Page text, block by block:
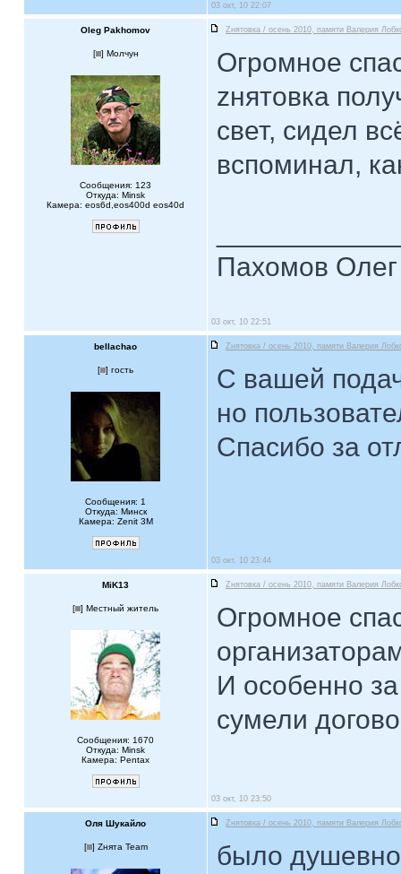
03 окт, 10 22:07
Oleg Pakhomov Zнятовка / осень 2010, памяти Валерия
[ ] Молчун
Сообщения: 123
Откуда: Minsk
Камера: eos6d,eos400d eos40d
Огромное
zнятовка
свет, сидел
вспоминал,
Пахомов
03 окт, 10 22:51
bellachao Zнятовка / осень 2010, памяти Валерия
[ ] гость
Сообщения: 1
Откуда: Минск
Камера: Zenit 3M
С вашей
но
Спасибо за
03 окт, 10 23:44
MiK13 Zнятовка / осень 2010, памяти Валерия
[ ] Местный житель
Сообщения: 1670
Откуда: Minsk
Камера: Pentax
Огромное
И особенно
сумели
03 окт, 10 23:50
Оля Шукайло Zнятовка / осень 2010, памяти Валерия
[ ] Zнята Team
было